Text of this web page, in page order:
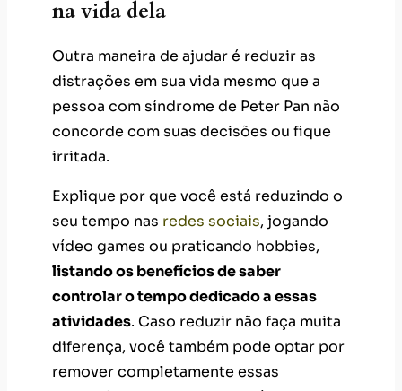
concorde com suas decisões ou fique
Explique por que você está reduzindo o
seu tempo nasredes sociais, jogando
vídeo games ou praticando hobbies,
listando os benefícios de saber
atividades. Caso reduzir não faça muita
diferença, você também pode optar por
remover completamente essas
distrações por um certo período.
Recomende a terapia
Recomende que a pessoa faça terapia.